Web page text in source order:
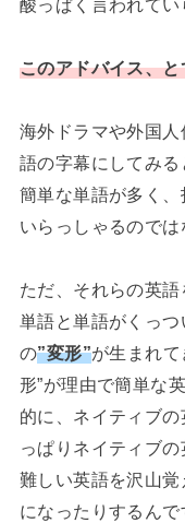
酸っぱく言われてい
このアドバイス、
海外ドラマや外国
語の字幕にしてみ
簡単な単語が多く
いらっしゃるのでは
ただ、それらの英語
単語と単語がくっ
の”変形”が生まれて
形”が理由で簡単な
的に、ネイティブ
っぱりネイティブの
難しい英語を沢山
になったりするんで